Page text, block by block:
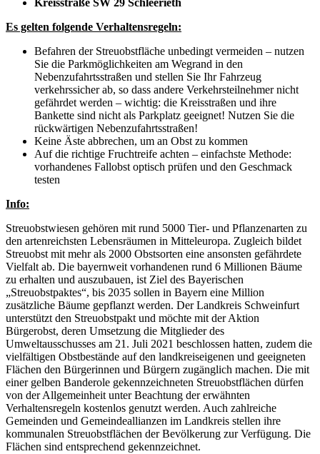
Kreisstraße SW 29 Schleerieth
Es gelten folgende Verhaltensregeln:
Befahren der Streuobstfläche unbedingt vermeiden – nutzen
Sie die Parkmöglichkeiten am Wegrand in den
Nebenzufahrtsstraßen und stellen Sie Ihr Fahrzeug
verkehrssicher ab, so dass andere Verkehrsteilnehmer nicht
gefährdet werden – wichtig: die Kreisstraßen und ihre
Bankette sind nicht als Parkplatz geeignet! Nutzen Sie die
rückwärtigen Nebenzufahrtsstraßen!
Keine Äste abbrechen, um an Obst zu kommen
Auf die richtige Fruchtreife achten – einfachste Methode:
vorhandenes Fallobst optisch prüfen und den Geschmack
testen
Info:
Streuobstwiesen gehören mit rund 5000 Tier- und Pflanzenarten zu
den artenreichsten Lebensräumen in Mitteleuropa. Zugleich bildet
Streuobst mit mehr als 2000 Obstsorten eine ansonsten gefährdete
Vielfalt ab. Die bayernweit vorhandenen rund 6 Millionen Bäume
zu erhalten und auszubauen, ist Ziel des Bayerischen
„Streuobstpaktes“, bis 2035 sollen in Bayern eine Million
zusätzliche Bäume gepflanzt werden. Der Landkreis Schweinfurt
unterstützt den Streuobstpakt und möchte mit der Aktion
Bürgerobst, deren Umsetzung die Mitglieder des
Umweltausschusses am 21. Juli 2021 beschlossen hatten, zudem die
vielfältigen Obstbestände auf den landkreiseigenen und geeigneten
Flächen den Bürgerinnen und Bürgern zugänglich machen. Die mit
einer gelben Banderole gekennzeichneten Streuobstflächen dürfen
von der Allgemeinheit unter Beachtung der erwähnten
Verhaltensregeln kostenlos genutzt werden. Auch zahlreiche
Gemeinden und Gemeindeallianzen im Landkreis stellen ihre
kommunalen Streuobstflächen der Bevölkerung zur Verfügung. Die
Flächen sind entsprechend gekennzeichnet.